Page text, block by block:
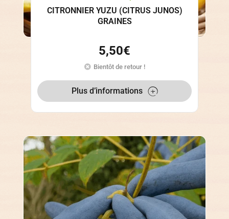
CITRONNIER YUZU (CITRUS JUNOS)
GRAINES
5,50€
Bientôt de retour !
Plus d’informations